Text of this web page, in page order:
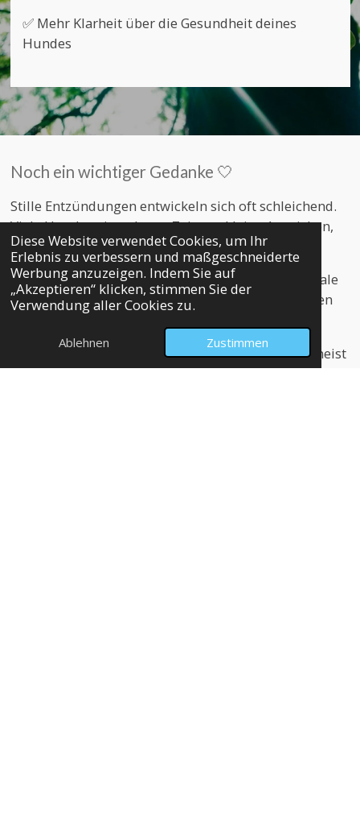
Diese Website verwendet Cookies, um Ihr
Erlebnis zu verbessern und maßgeschneiderte
Werbung anzuzeigen. Indem Sie auf
„Akzeptieren“ klicken, stimmen Sie der
Verwendung aller Cookies zu.
Ablehnen Zustimmen
✅ Mehr Klarheit über die Gesundheit deines
Hundes
Noch ein wichtiger Gedanke 🤍
Stille Entzündungen entwickeln sich oft schleichend.
Viele Hunde zeigen lange Zeit nur kleine Anzeichen,
die leicht übersehen werden.
Der Entzündungs-Check soll dir helfen, diese Signale
frühzeitig zu erkennen und rechtzeitig die richtigen
Schritte einzuleiten.
Denn je früher du hinschaust, desto besser sind meist
die Möglichkeiten, deinen Hund zu unterstützen.